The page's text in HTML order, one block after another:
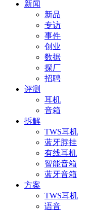
新闻
新品
专访
事件
创业
数据
探厂
招聘
评测
耳机
音箱
拆解
TWS耳机
蓝牙脖挂
有线耳机
智能音箱
蓝牙音箱
方案
TWS耳机
语音